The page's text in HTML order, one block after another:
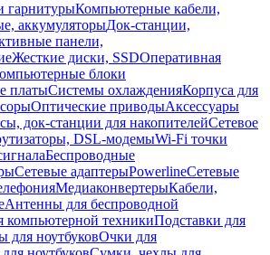
гарнитурыКомпьютерные кабели,
аккумуляторыДок-станции,
панели,
Жесткие диски, SSDОперативная
блоки
платыСистемы охлажденияКорпуса для
Оптические приводыАксессуары
док-станции для накопителейСетевое
DSL-модемыWi-Fi точки
Беспроводные
Сетевые адаптерыPowerlineСетевые
МедиаконвертерыКабели,
Антенны для беспроводной
компьютерной техникиПодставки для
для ноутбуковОчки для